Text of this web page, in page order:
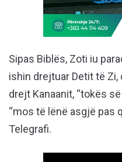
Sipas Biblës, Zoti iu
ishin drejtuar Detit të Zi,
drejt Kanaanit, “tokës
“mos të lënë asgjë pas
Telegrafi.